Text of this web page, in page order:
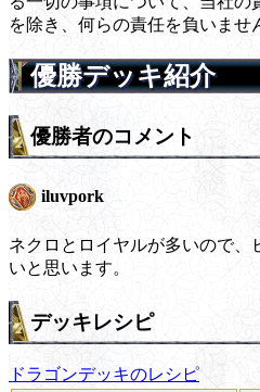
を除き、何らの責任を負いませ
優勝デッキ紹介
優勝者のコメント
iluvpork
ネクロとロイヤルが多いので、
いと思います。
デッキレシピ
ドラゴンデッキのレシピ